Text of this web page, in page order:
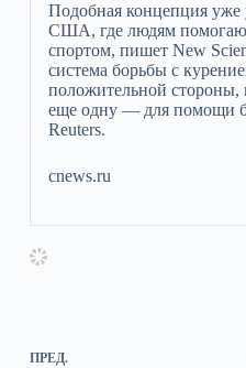
Подобная концепция уже
США, где людям
спортом, пишет New
система борьбы с
положительной стороны,
еще одну — для помощи
Reuters.
cnews.ru
ПРЕД.